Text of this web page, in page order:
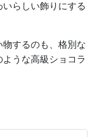
らしい飾りにする
するのも、格別な
うな高級ショコラ